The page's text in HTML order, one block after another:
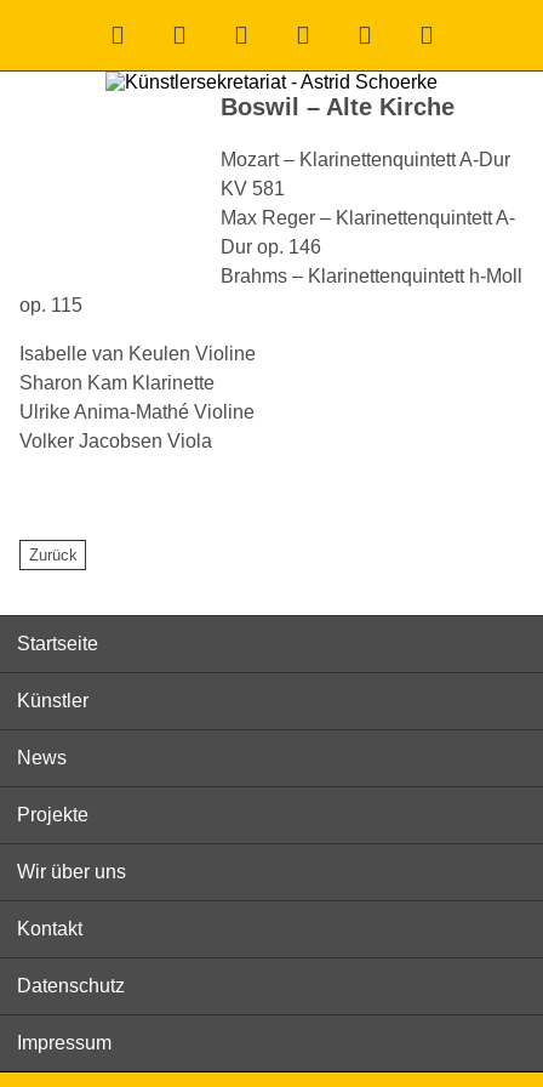
Boswil – Alte Kirche
Mozart– Klarinettenquintett A-Dur
KV 581
Max Reger – Klarinettenquintett A-
Dur op. 146
Brahms – Klarinettenquintett h-Moll
op. 115
Isabelle van Keulen Violine
Sharon Kam Klarinette
Ulrike Anima-Mathé Violine
Volker Jacobsen Viola
Startseite
Künstler
News
Projekte
Wir über uns
Kontakt
Datenschutz
Impressum